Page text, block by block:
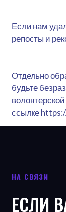
Если нам
репосты и
Отдельно
будьте
ссылке
НА СВЯЗИ
ЕСЛИ